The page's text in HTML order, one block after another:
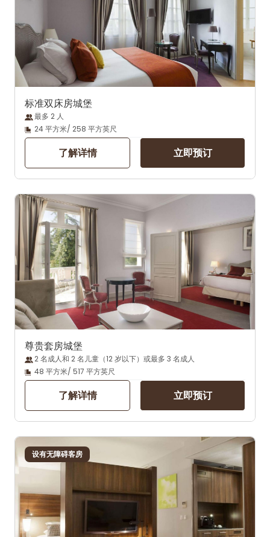
标准双床房城堡
最多 2 人
24 平方米/ 258 平方英尺
了解详情 立即预订
尊贵套房城堡
2 名成人和 2 名儿童（12 岁以下）或最多 3 名成人
48 平方米/ 517 平方英尺
了解详情 立即预订
设有无障碍客房